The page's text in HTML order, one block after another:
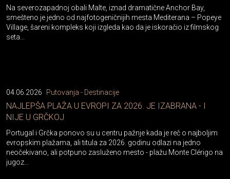
Na severozapadnoj obali Malte, iznad dramatične Anchor Bay,
smešteno je jedno od najfotogeničnijih mesta Mediterana – Popeye
Village, šareni kompleks koji izgleda kao da je iskoračio iz filmskog
seta...
04.06.2026 Putovanja - Destinacije
NAJLEPŠA PLAŽA U EVROPI ZA 2026. JE IZABRANA - I
NIJE U GRČKOJ
Portugal i Grčka ponovo su u centru pažnje kada je reč o najboljim
evropskim plažama, ali titula za 2026. godinu odlazi na jedno
neočekivano, ali potpuno zasluženo mesto - plažu Monte Clérigo na
jugoz...